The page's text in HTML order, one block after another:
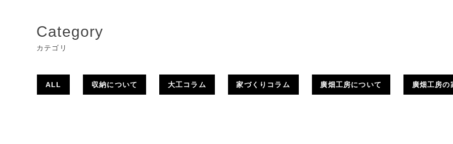
Category
カテゴリ
ALL 収納について 大工コラム 家づくりコラム 廣畑工房について 廣畑工房の